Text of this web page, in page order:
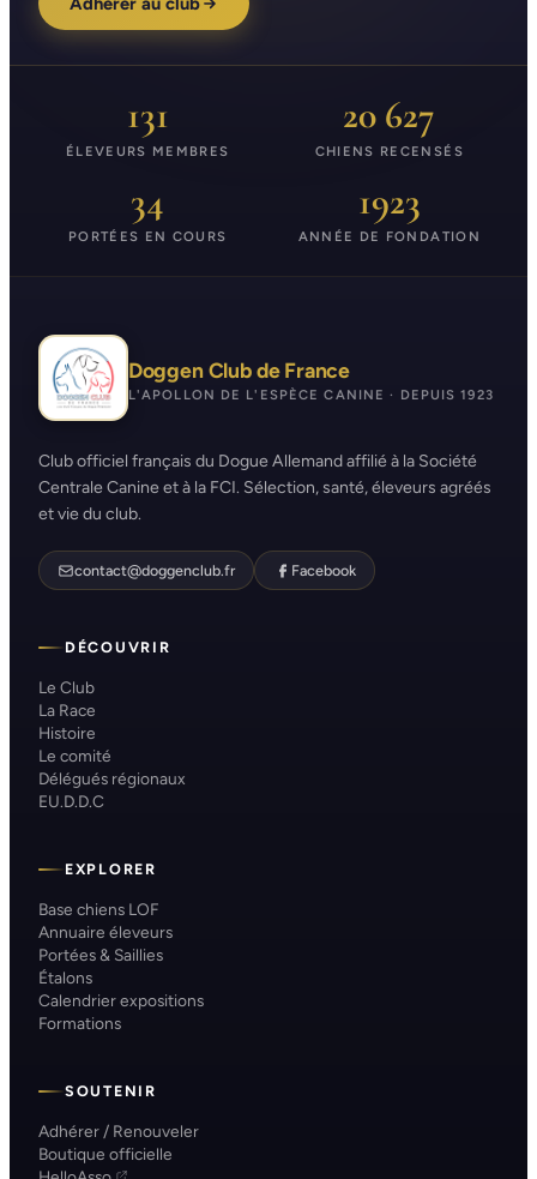
131
ÉLEVEURS MEMBRES
20 627
CHIENS RECENSÉS
34
PORTÉES EN COURS
1923
ANNÉE DE FONDATION
Doggen Club de France
L'APOLLON DE L'ESPÈCE CANINE · DEPUIS 1923
Club officiel français du Dogue Allemand affilié à la Société
Centrale Canine et à la FCI. Sélection, santé, éleveurs agréés
et vie du club.
contact@doggenclub.fr Facebook
DÉCOUVRIR
Le Club
La Race
Histoire
Le comité
Délégués régionaux
EU.D.D.C
EXPLORER
Base chiens LOF
Annuaire éleveurs
Portées & Saillies
Étalons
Calendrier expositions
Formations
SOUTENIR
Adhérer / Renouveler
Boutique officielle